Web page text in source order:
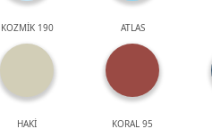
KOZMİK 190 ATLAS
HAKİ KORAL 95